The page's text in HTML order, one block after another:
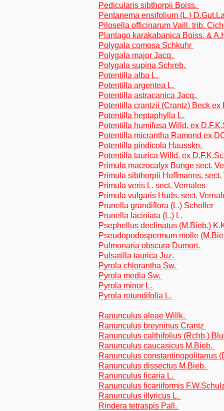
Pedicularis sibthorpii Boiss.
Pentanema ensifolium (L.)
Pilosella officinarum Vaill. trib.
Plantago karakabanica Boiss. &
Polygala comosa Schkuhr
Polygala major Jacq.
Polygala supina Schreb.
Potentilla alba L.
Potentilla argentea L.
Potentilla astracanica Jacq.
Potentilla crantzii (Crantz) Beck
Potentilla heptaphylla L.
Potentilla humifusa Willd. ex
Potentilla micrantha Ramond ex
Potentilla pindicola Hausskn.
Potentilla taurica Willd. ex
Primula macrocalyx Bunge sect.
Primula sibthorpii Hoffmanns. sect.
Primula veris L. sect. Vernales
Primula vulgaris Huds. sect.
Prunella grandiflora (L.) Scholler
Prunella laciniata (L.) L.
Psephellus declinatus (M.Bieb.)
Pseudopodospermum molle
Pulmonaria obscura Dumort.
Pulsatilla taurica Juz.
Pyrola chlorantha Sw.
Pyrola media Sw.
Pyrola minor L.
Pyrola rotundifolia L.
Ranunculus aleae Willk.
Ranunculus breyninus Crantz
Ranunculus calthifolius (Rchb.)
Ranunculus caucasicus M.Bieb.
Ranunculus constantinopolitanus
Ranunculus dissectus M.Bieb.
Ranunculus ficaria L.
Ranunculus ficariiformis
Ranunculus illyricus L.
Rindera tetraspis Pall.